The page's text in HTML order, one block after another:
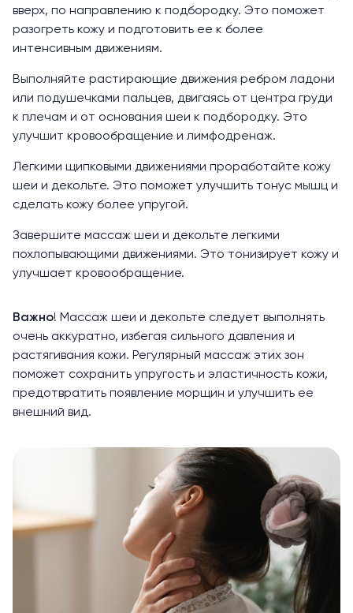
вверх, по направлению к подбородку. Это поможет
разогреть кожу и подготовить ее к более
интенсивным движениям.
Выполняйте растирающие движения ребром ладони
или подушечками пальцев, двигаясь от центра груди
к плечам и от основания шеи к подбородку. Это
улучшит кровообращение и лимфодренаж.
Легкими щипковыми движениями проработайте кожу
шеи и декольте. Это поможет улучшить тонус мышц и
сделать кожу более упругой.
Завершите массаж шеи и декольте легкими
похлопывающими движениями. Это тонизирует кожу и
улучшает кровообращение.
Важно! Массаж шеи и декольте следует выполнять
очень аккуратно, избегая сильного давления и
растягивания кожи. Регулярный массаж этих зон
поможет сохранить упругость и эластичность кожи,
предотвратить появление морщин и улучшить ее
внешний вид.